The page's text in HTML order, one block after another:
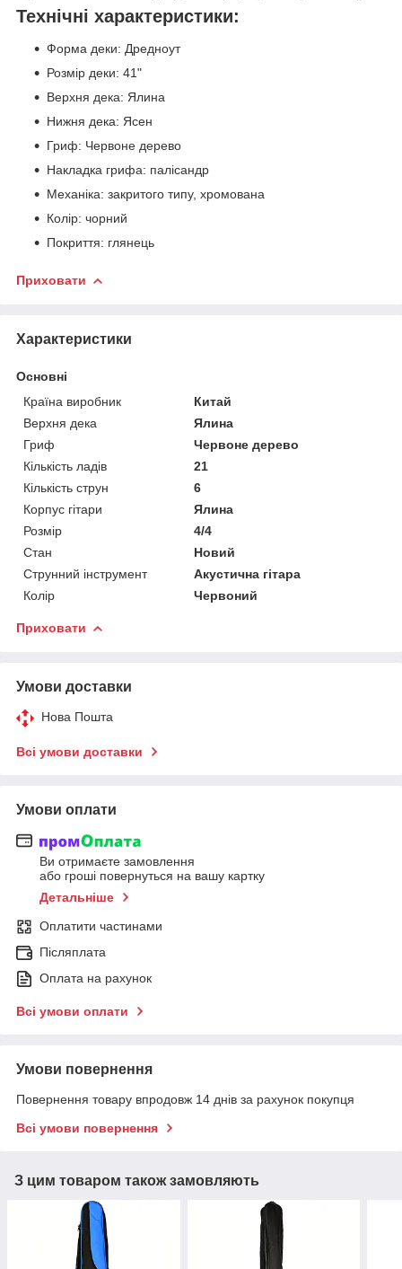
Технічні характеристики:
Форма деки: Дредноут
Розмір деки: 41"
Верхня дека: Ялина
Нижня дека: Ясен
Гриф: Червоне дерево
Накладка грифа: палісандр
Механіка: закритого типу, хромована
Колір: чорний
Покриття: глянець
Приховати
Характеристики
Основні
Країна виробник
Китай
Верхня дека
Ялина
Гриф
Червоне дерево
Кількість ладів
21
Кількість струн
6
Корпус гітари
Ялина
Розмір
4/4
Стан
Новий
Струнний інструмент
Акустична гітара
Колір
Червоний
Приховати
Умови доставки
Нова Пошта
Всі умови доставки
Умови оплати
Ви отримаєте замовлення
або гроші повернуться на вашу картку
Детальніше
Оплатити частинами
Післяплата
Оплата на рахунок
Всі умови оплати
Умови повернення
Повернення товару впродовж 14 днів за рахунок покупця
Всі умови повернення
З цим товаром також замовляють